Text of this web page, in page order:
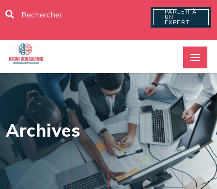
PARLER À
UN
EXPERT
Archives